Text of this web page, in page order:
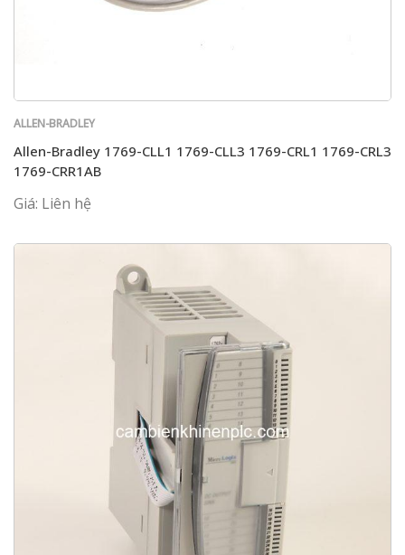
ALLEN-BRADLEY
Allen-Bradley 1769-CLL1 1769-CLL3 1769-CRL1 1769-CRL3
1769-CRR1AB
Giá: Liên hệ